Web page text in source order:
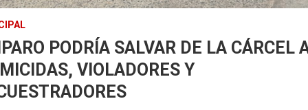
PODRÍA SALVAR DE LA CÁRCEL
VIOLADORES Y